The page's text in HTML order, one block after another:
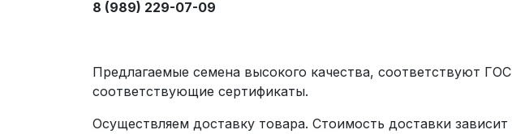
8 (989) 229-07-09
Предлагаемые семена высокого качества, соответствуют
соответствующие сертификаты.
Осуществляем доставку товара. Стоимость доставки